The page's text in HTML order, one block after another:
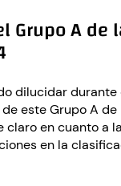
Grupo A de
dilucidar durante
este Grupo A
claro en cuanto a
en la